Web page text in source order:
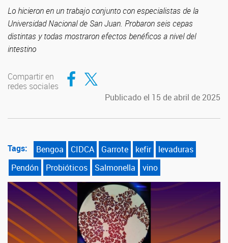
Lo hicieron en un trabajo conjunto con especialistas de la
Universidad Nacional de San Juan. Probaron seis cepas
distintas y todas mostraron efectos benéficos a nivel del
intestino
Compartir en
redes sociales
Compartir en Facebook
Compartir en Twitter
Publicado el 15 de abril de 2025
Tags: Bengoa CIDCA Garrote kefir
levaduras
Pendón
Probióticos Salmonella vino